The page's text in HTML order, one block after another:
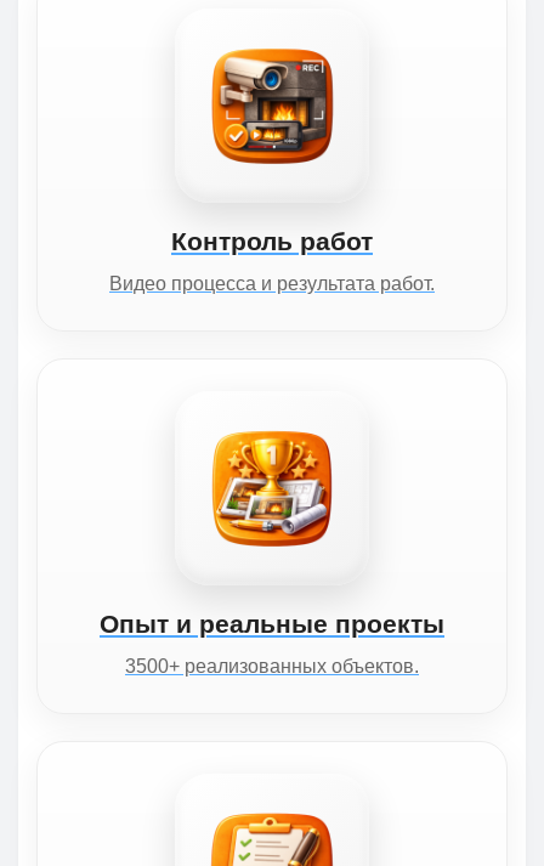
Контроль работ
Видео процесса и результата работ.
Опыт и реальные проекты
3500+ реализованных объектов.